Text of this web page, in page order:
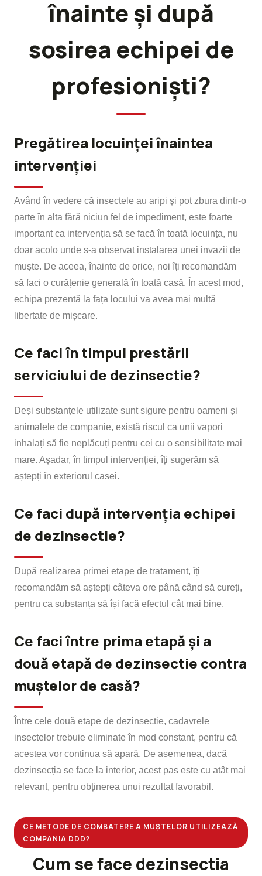
înainte și după
sosirea echipei de
profesioniști?
Pregătirea locuinței înaintea
intervenției
Având în vedere că insectele au aripi și pot zbura dintr-o
parte în alta fără niciun fel de impediment, este foarte
important ca intervenția să se facă în toată locuința, nu
doar acolo unde s-a observat instalarea unei invazii de
muște. De aceea, înainte de orice, noi îți recomandăm
să faci o curățenie generală în toată casă. În acest mod,
echipa prezentă la fața locului va avea mai multă
libertate de mișcare.
Ce faci în timpul prestării
serviciului de dezinsectie?
Deși substanțele utilizate sunt sigure pentru oameni și
animalele de companie, există riscul ca unii vapori
inhalați să fie neplăcuți pentru cei cu o sensibilitate mai
mare. Așadar, în timpul intervenției, îți sugerăm să
aștepți în exteriorul casei.
Ce faci după intervenția echipei
de dezinsectie?
După realizarea primei etape de tratament, îți
recomandăm să aștepți câteva ore până când să cureți,
pentru ca substanța să își facă efectul cât mai bine.
Ce faci între prima etapă și a
două etapă de dezinsectie contra
muștelor de casă?
Între cele două etape de dezinsectie, cadavrele
insectelor trebuie eliminate în mod constant, pentru că
acestea vor continua să apară. De asemenea, dacă
dezinsecția se face la interior, acest pas este cu atât mai
relevant, pentru obținerea unui rezultat favorabil.
CE METODE DE COMBATERE A MUȘTELOR UTILIZEAZĂ
COMPANIA DDD?
Cum se face dezinsectia